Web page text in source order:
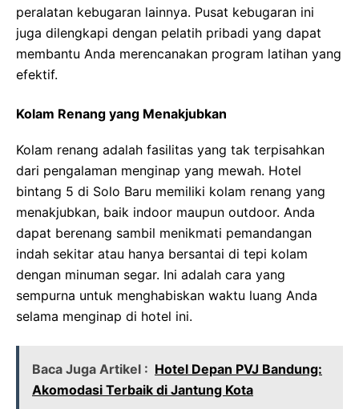
peralatan kebugaran lainnya. Pusat kebugaran ini
juga dilengkapi dengan pelatih pribadi yang dapat
membantu Anda merencanakan program latihan yang
efektif.
Kolam Renang yang Menakjubkan
Kolam renang adalah fasilitas yang tak terpisahkan
dari pengalaman menginap yang mewah. Hotel
bintang 5 di Solo Baru memiliki kolam renang yang
menakjubkan, baik indoor maupun outdoor. Anda
dapat berenang sambil menikmati pemandangan
indah sekitar atau hanya bersantai di tepi kolam
dengan minuman segar. Ini adalah cara yang
sempurna untuk menghabiskan waktu luang Anda
selama menginap di hotel ini.
Baca Juga Artikel : Hotel Depan PVJ Bandung:
Akomodasi Terbaik di Jantung Kota